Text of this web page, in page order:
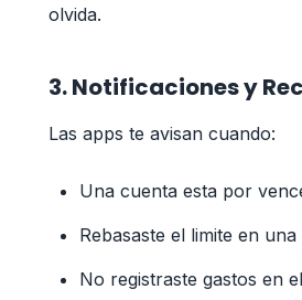
olvida.
3. Notificaciones y
Las apps te avisan cuando:
Una cuenta esta por
Rebasaste el limite en
No registraste gastos en